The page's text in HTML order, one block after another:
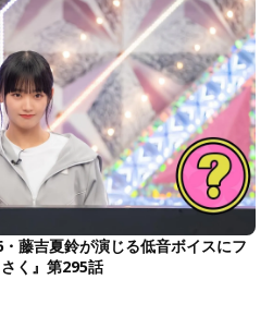
藤吉夏鈴が演じる低音ボイスにフ
く』第295話